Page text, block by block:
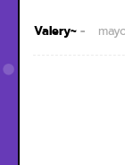
Valery~